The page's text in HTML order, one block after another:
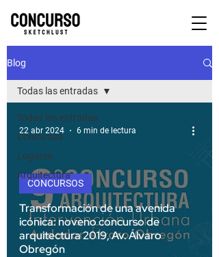
Blog
Todas las entradas
Concursos
Lugares
Arquitectura
Todas las entradas
Transformación de una avenida
icónica: noveno concurso de
arquitectura 2019, Av. Álvaro
Obregón
CONCURSOS
22 abr 2024 6 min de lectura